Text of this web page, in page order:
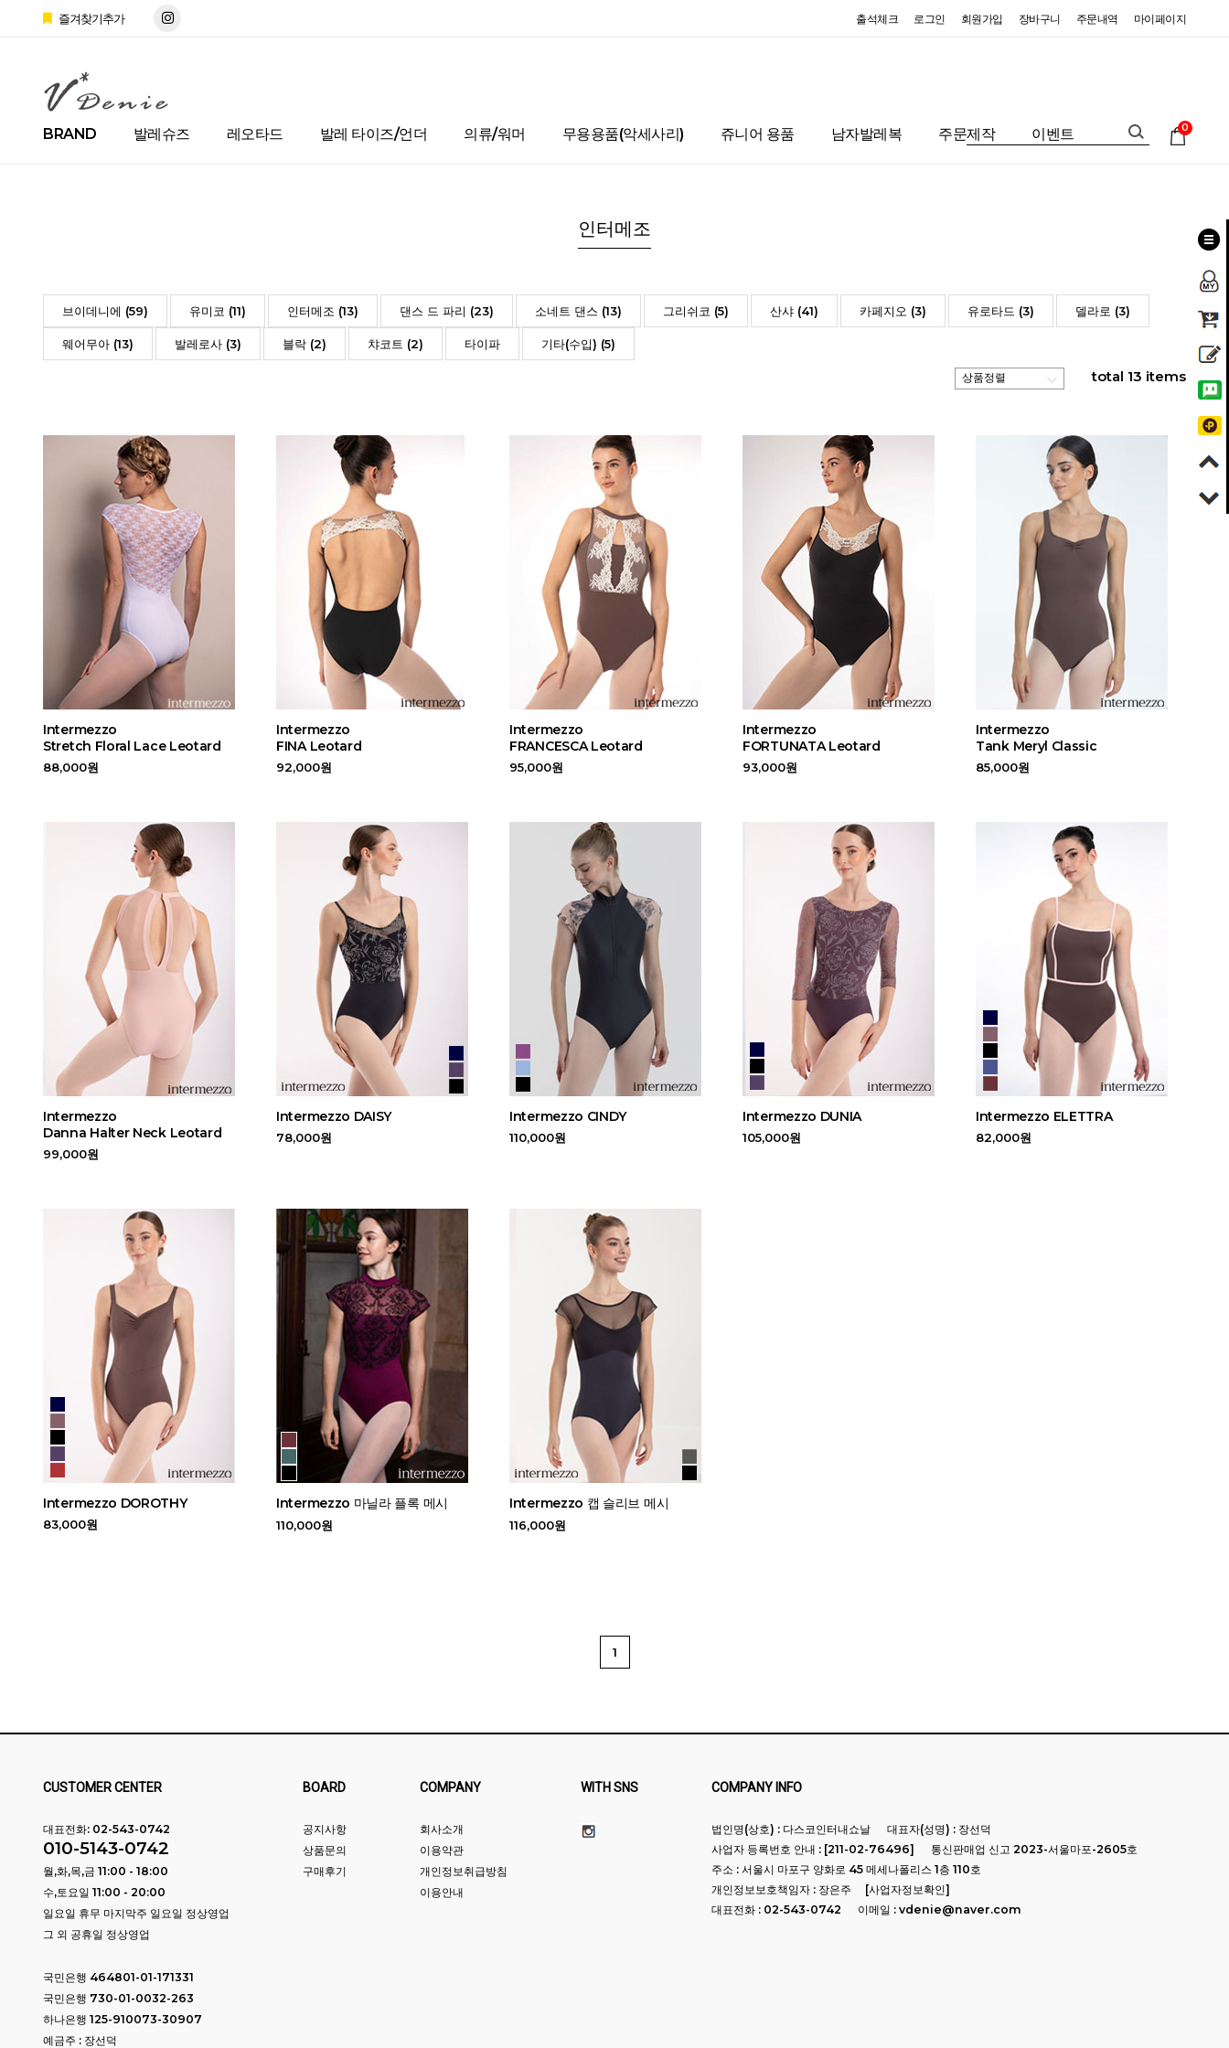
즐겨찾기추가 출석체크 로그인 회원가입 장바구니 주문내역 마이페이지
BRAND 발레슈즈 레오타드 발레 타이즈/언더 의류/워머 무용용품(악세사리) 쥬니어 용품 남자발레복 주문제작 이벤트 0
인터메조
브이데니에 (59) 유미코 (11) 인터메조 (13) 댄스 드 파리 (23) 소네트 댄스 (13) 그리쉬코 (5) 산샤 (41) 카페지오 (3) 유로타드 (3) 델라로 (3)
웨어무아 (13) 발레로사 (3) 블락 (2) 챠코트 (2) 타이파 기타(수입) (5)
total 13 items
Intermezzo
Stretch Floral Lace Leotard
88,000원
Intermezzo
FINA Leotard
92,000원
Intermezzo
FRANCESCA Leotard
95,000원
Intermezzo
FORTUNATA Leotard
93,000원
Intermezzo
Tank Meryl Classic
85,000원
Intermezzo
Danna Halter Neck Leotard
99,000원
Intermezzo DAISY
78,000원
Intermezzo CINDY
110,000원
Intermezzo DUNIA
105,000원
Intermezzo ELETTRA
82,000원
Intermezzo DOROTHY
83,000원
Intermezzo 마닐라 플록 메시
110,000원
Intermezzo 캡 슬리브 메시
116,000원
1
CUSTOMER CENTER
대표전화: 02-543-0742
010-5143-0742
월,화,목,금 11:00 - 18:00
수,토요일 11:00 - 20:00
일요일 휴무 마지막주 일요일 정상영업
그 외 공휴일 정상영업
국민은행 464801-01-171331
국민은행 730-01-0032-263
하나은행 125-910073-30907
예금주 : 장선덕
BOARD
공지사항
상품문의
구매후기
COMPANY
회사소개
이용약관
개인정보취급방침
이용안내
WITH SNS COMPANY INFO
법인명(상호) : 다스코인터내쇼날
대표자(성명) : 장선덕
사업자 등록번호 안내 : [211-02-76496]
통신판매업 신고 2023-서울마포-2605호
주소 : 서울시 마포구 양화로 45 메세나폴리스 1층 110호
개인정보보호책임자 : 장은주
[사업자정보확인]
대표전화 : 02-543-0742
이메일 : vdenie@naver.com